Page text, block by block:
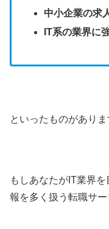
中小企業の求
IT系の業界に
といったものがありま
もしあなたがIT業界
報を多く扱う転職サ